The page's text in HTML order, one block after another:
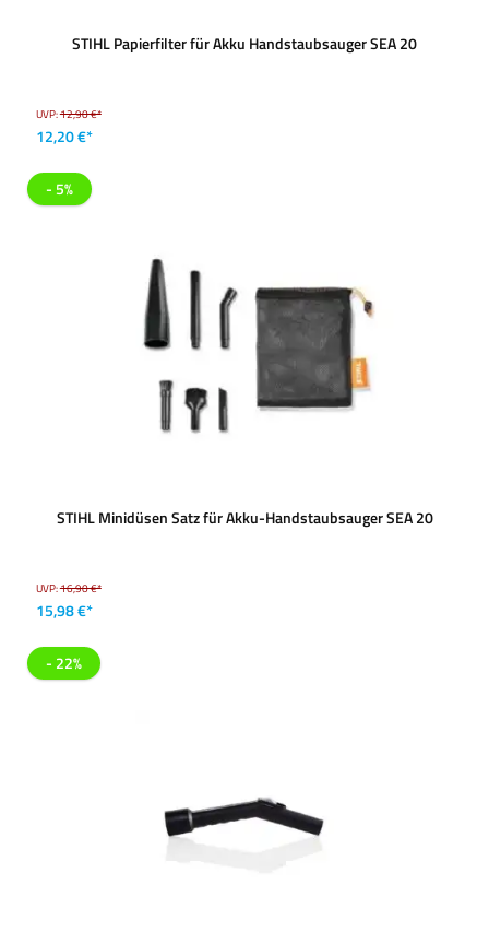
STIHL Papierfilter für Akku Handstaubsauger SEA 20
UVP:12,90 €*
12,20 €*
- 5%
STIHL Minidüsen Satz für Akku-Handstaubsauger SEA 20
UVP:16,90 €*
15,98 €*
- 22%